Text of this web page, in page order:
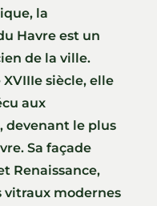
la
Havre est un
de la ville.
siècle, elle
aux
devenant le plus
Sa façade
Renaissance,
vitraux modernes